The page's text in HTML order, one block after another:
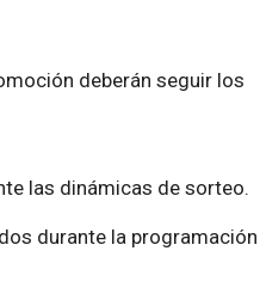
deberán seguir los
las dinámicas de sorteo.
durante la programación